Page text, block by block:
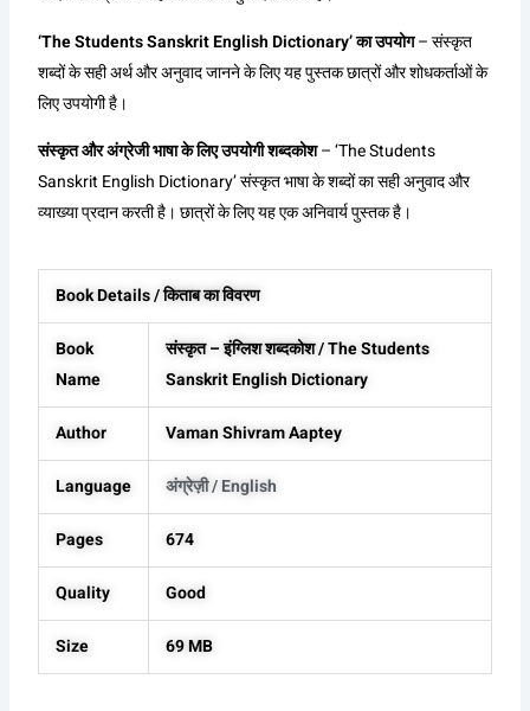
‘The Students Sanskrit English Dictionary’ का उपयोग– संस्कृत
शब्दों के सही अर्थ और अनुवाद जानने के लिए यह पुस्तक छात्रों और शोधकर्ताओं के
लिए उपयोगी है।
संस्कृत और अंग्रेजी भाषा के लिए उपयोगी शब्दकोश– ‘The Students
Sanskrit English Dictionary’ संस्कृत भाषा के शब्दों का सही अनुवाद और
व्याख्या प्रदान करती है। छात्रों के लिए यह एक अनिवार्य पुस्तक है।
Book Details / किताब का विवरण
Book
Name
संस्कृत – इंग्लिश शब्दकोश / The Students
Sanskrit English Dictionary
Author Vaman Shivram Aaptey
Language अंग्रेज़ी / English
Pages 674
Quality Good
Size 69 MB